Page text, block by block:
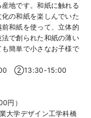
地です。和紙に触れる
の和紙を楽しんでいた
和紙を使って、立体的
で創られた和紙の薄い
簡単で小さなお子様で
②13:30-15:00
円）
大学デザイン工学科橋